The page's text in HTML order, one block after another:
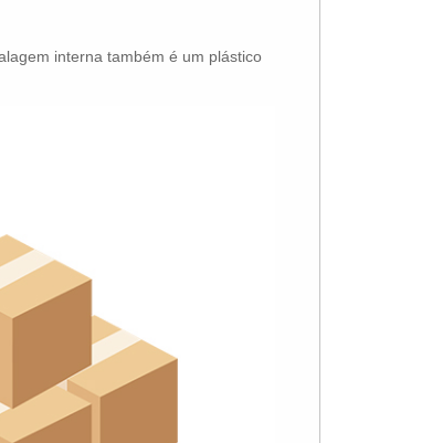
interna também é um plástico